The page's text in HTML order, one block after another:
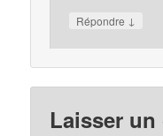
Répondre ↓
Laisser